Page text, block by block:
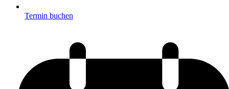
Termin buchen